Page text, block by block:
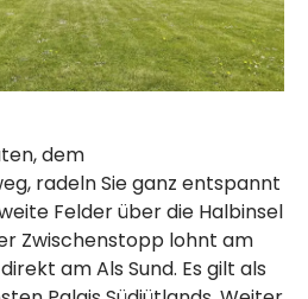
dem
radeln Sie ganz entspannt
Felder über die Halbinsel
Zwischenstopp lohnt am
am Als Sund. Es gilt als